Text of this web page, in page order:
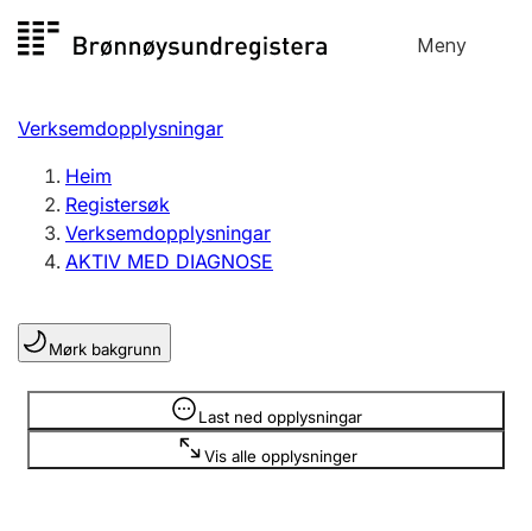
til
Meny
Registersøk
Aksjeselskap
Enkeltpersonføretak
Registrere, endre, slette
Lag og foreining
Registrere, endre, slette
Verksemdopplysningar
Heim
Registersøk
Verksemdopplysningar
AKTIV MED DIAGNOSE
Mørk bakgrunn
Last ned opplysningar
Vis alle opplysninger
Opplysninger er skjult